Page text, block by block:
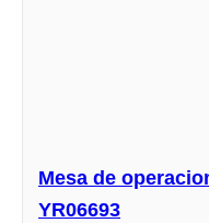
Mesa de
YR06693